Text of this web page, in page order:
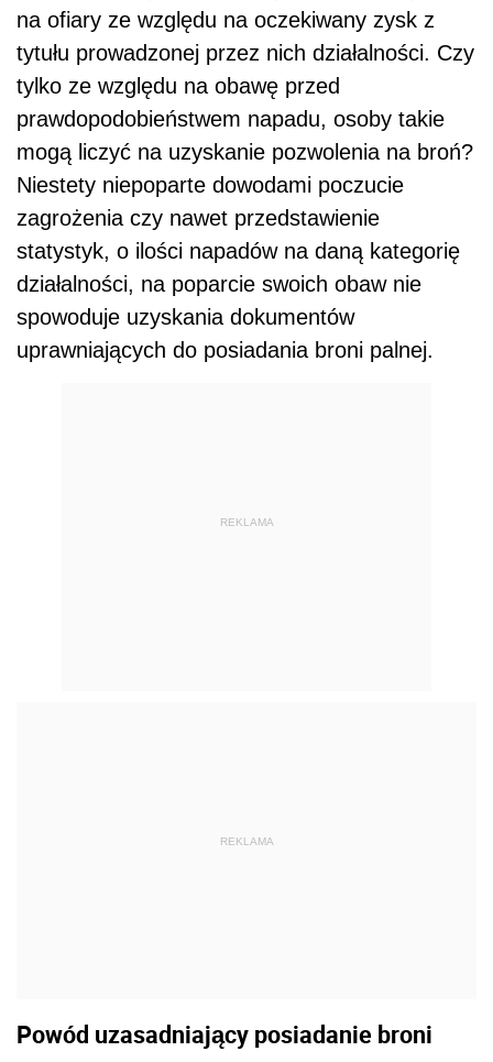
na ofiary ze względu na oczekiwany zysk z
tytułu prowadzonej przez nich działalności. Czy
tylko ze względu na obawę przed
prawdopodobieństwem napadu, osoby takie
mogą liczyć na uzyskanie pozwolenia na broń?
Niestety niepoparte dowodami poczucie
zagrożenia czy nawet przedstawienie
statystyk, o ilości napadów na daną kategorię
działalności, na poparcie swoich obaw nie
spowoduje uzyskania dokumentów
uprawniających do posiadania broni palnej.
REKLAMA
REKLAMA
Powód uzasadniający posiadanie broni